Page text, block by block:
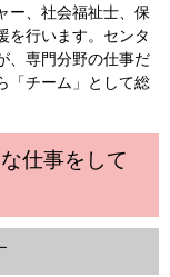
ー、社会福祉士、保
を行います。センタ
、専門分野の仕事だ
「チーム」として総
仕事をして